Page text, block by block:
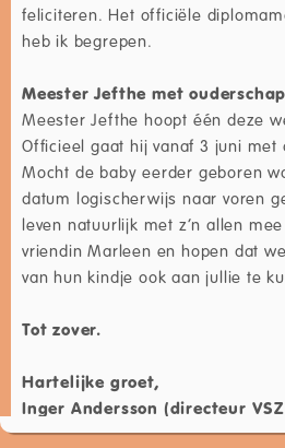
feliciteren. Het officiële
heb ik begrepen.
Meester Jefthe met
Meester Jefthe hoopt één deze
Officieel gaat hij vanaf 3 juni met
Mocht de baby eerder geboren
datum logischerwijs naar voren
leven natuurlijk met z’n allen
vriendin Marleen en hopen dat
van hun kindje ook aan jullie te
Tot zover.
Hartelijke groet,
Inger Andersson (directeur